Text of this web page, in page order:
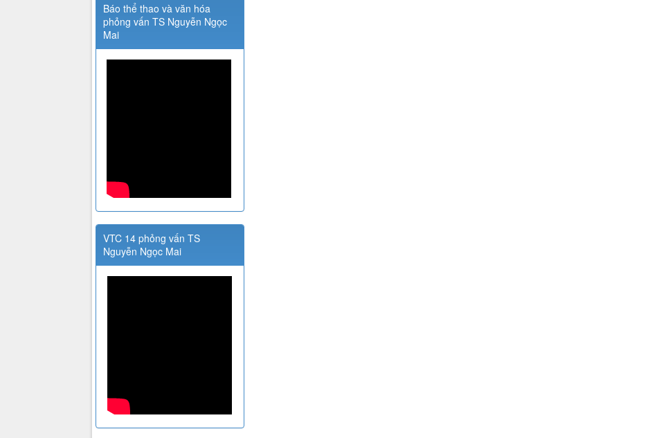
Báo thể thao và văn hóa
phỏng vấn TS Nguyễn Ngọc
Mai
VTC 14 phỏng vấn TS
Nguyễn Ngọc Mai